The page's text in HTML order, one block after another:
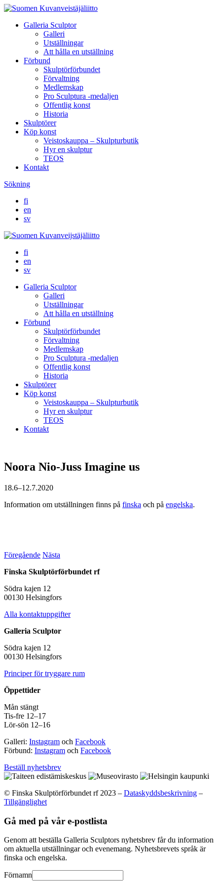
Galleria Sculptor
Galleri
Utställningar
Att hålla en utställning
Förbund
Skulptörförbundet
Förvaltning
Medlemskap
Pro Sculptura -medaljen
Offentlig konst
Historia
Skulptörer
Köp konst
Veistoskauppa – Skulpturbutik
Hyr en skulptur
TEOS
Kontakt
Sökning
fi
en
sv
fi
en
sv
Galleria Sculptor
Galleri
Utställningar
Att hålla en utställning
Förbund
Skulptörförbundet
Förvaltning
Medlemskap
Pro Sculptura -medaljen
Offentlig konst
Historia
Skulptörer
Köp konst
Veistoskauppa – Skulpturbutik
Hyr en skulptur
TEOS
Kontakt
Noora Nio-Juss Imagine us
18.6–12.7.2020
Information om utställningen finns på finska och på engelska.
Föregående Nästa
Finska Skulptörförbundet rf
Södra kajen 12
00130 Helsingfors
Alla kontaktuppgifter
Galleria Sculptor
Södra kajen 12
00130 Helsingfors
Principer för tryggare rum
Öppettider
Mån stängt
Tis-fre 12–17
Lör-sön 12–16
Galleri: Instagram och Facebook
Förbund: Instagram och Facebook
Beställ nyhetsbrev
© Finska Skulptörförbundet rf 2023 – Dataskyddsbeskrivning –
Tillgänglighet
Gå med på vår e-postlista
Genom att beställa Galleria Sculptors nyhetsbrev får du information
om aktuella utställningar och evenemang. Nyhetsbrevets språk är
finska och engelska.
Förnamn